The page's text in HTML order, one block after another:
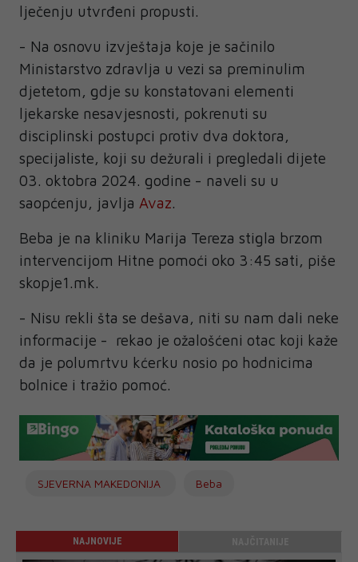
lječenju utvrđeni propusti.
- Na osnovu izvještaja koje je sačinilo
Ministarstvo zdravlja u vezi sa preminulim
djetetom, gdje su konstatovani elementi
ljekarske nesavjesnosti, pokrenuti su
disciplinski postupci protiv dva doktora,
specijaliste, koji su dežurali i pregledali dijete
03. oktobra 2024. godine - naveli su u
saopćenju, javlja Avaz.
Beba je na kliniku Marija Tereza stigla brzom
intervencijom Hitne pomoći oko 3:45 sati, piše
skopje1.mk.
- Nisu rekli šta se dešava, niti su nam dali neke
informacije - rekao je ožalošćeni otac koji kaže
da je polumrtvu kćerku nosio po hodnicima
bolnice i tražio pomoć.
SJEVERNA MAKEDONIJA Beba
NAJNOVIJE